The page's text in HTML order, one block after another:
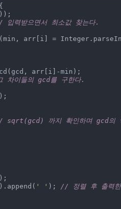
{
입력받으면서 최소값 찾는다.
arr[i] =
arr[i]-min);
차이들의 gcd를 구한다.
sqrt(gcd) 까지 확인하며 gcd의
' '
// 정렬 후 출력